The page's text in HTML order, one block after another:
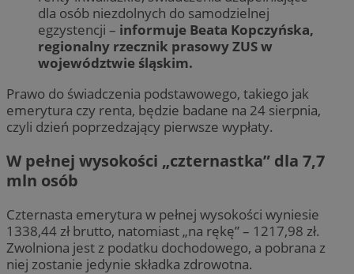
dla osób niezdolnych do samodzielnej
egzystencji – informuje Beata Kopczyńska,
regionalny rzecznik prasowy ZUS w
województwie śląskim.
Prawo do świadczenia podstawowego, takiego jak
emerytura czy renta, będzie badane na 24 sierpnia,
czyli dzień poprzedzający pierwsze wypłaty.
W pełnej wysokości „czternastka” dla 7,7
mln osób
Czternasta emerytura w pełnej wysokości wyniesie
1338,44 zł brutto, natomiast „na rękę” – 1217,98 zł.
Zwolniona jest z podatku dochodowego, a pobrana z
niej zostanie jedynie składka zdrowotna.